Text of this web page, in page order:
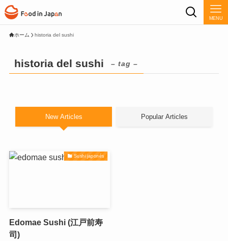
MENU
ホーム historia del sushi
historia del sushi – tag –
New Articles Popular Articles
Sushi japonés
Edomae Sushi (江戸前寿
司)